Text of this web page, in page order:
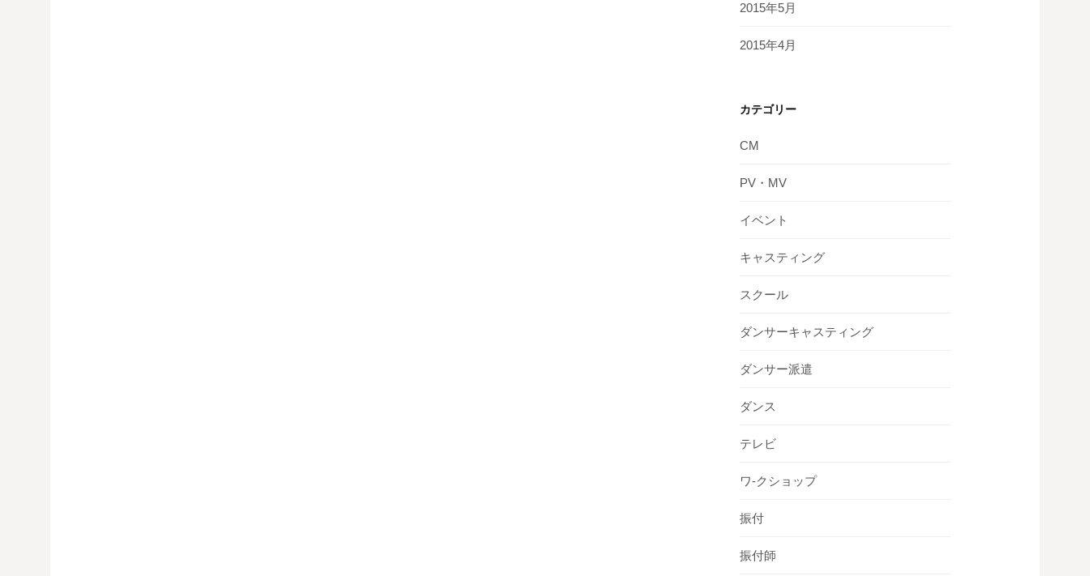
2015年5月
2015年4月
カテゴリー
CM
PV・MV
イベント
キャスティング
スクール
ダンサーキャスティング
ダンサー派遣
ダンス
テレビ
ワ-クショップ
振付
振付師